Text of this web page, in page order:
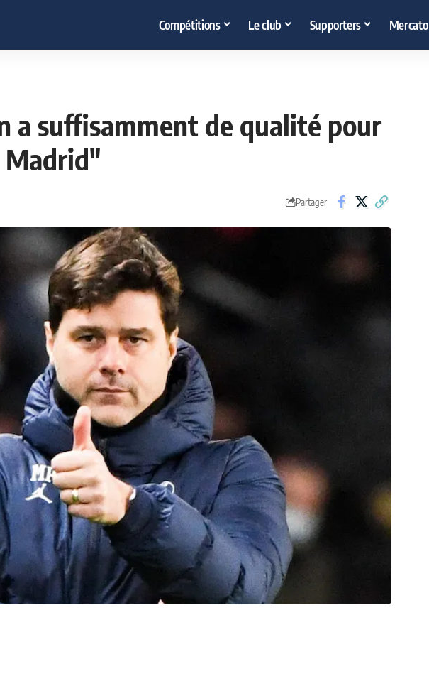
Compétitions Le club Supporters Mercato
a suffisamment de qualité pour
Madrid"
Partager